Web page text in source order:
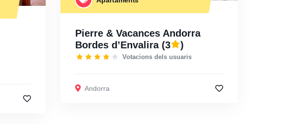
Pierre & Vacances Andorra
Bordes d’Envalira(3 )
Votacions dels usuaris
Andorra